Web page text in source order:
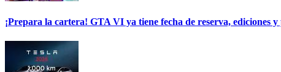
¡Prepara la cartera! GTA VI ya tiene fecha de reserva, ediciones